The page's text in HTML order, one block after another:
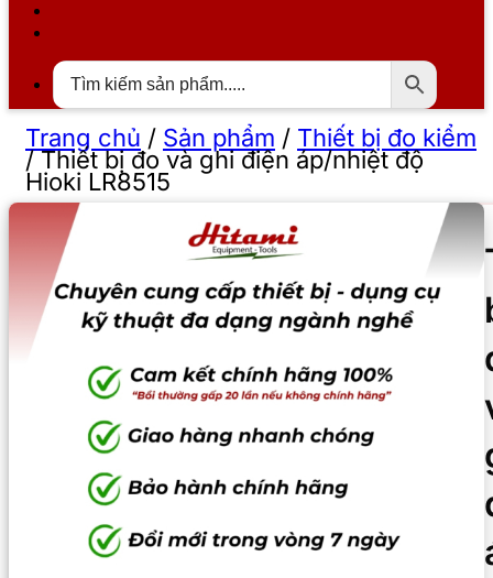
Trang chủ / Sản phẩm / Thiết bị đo kiểm
/Thiết bị đo và ghi điện áp/nhiệt độ
Hioki LR8515